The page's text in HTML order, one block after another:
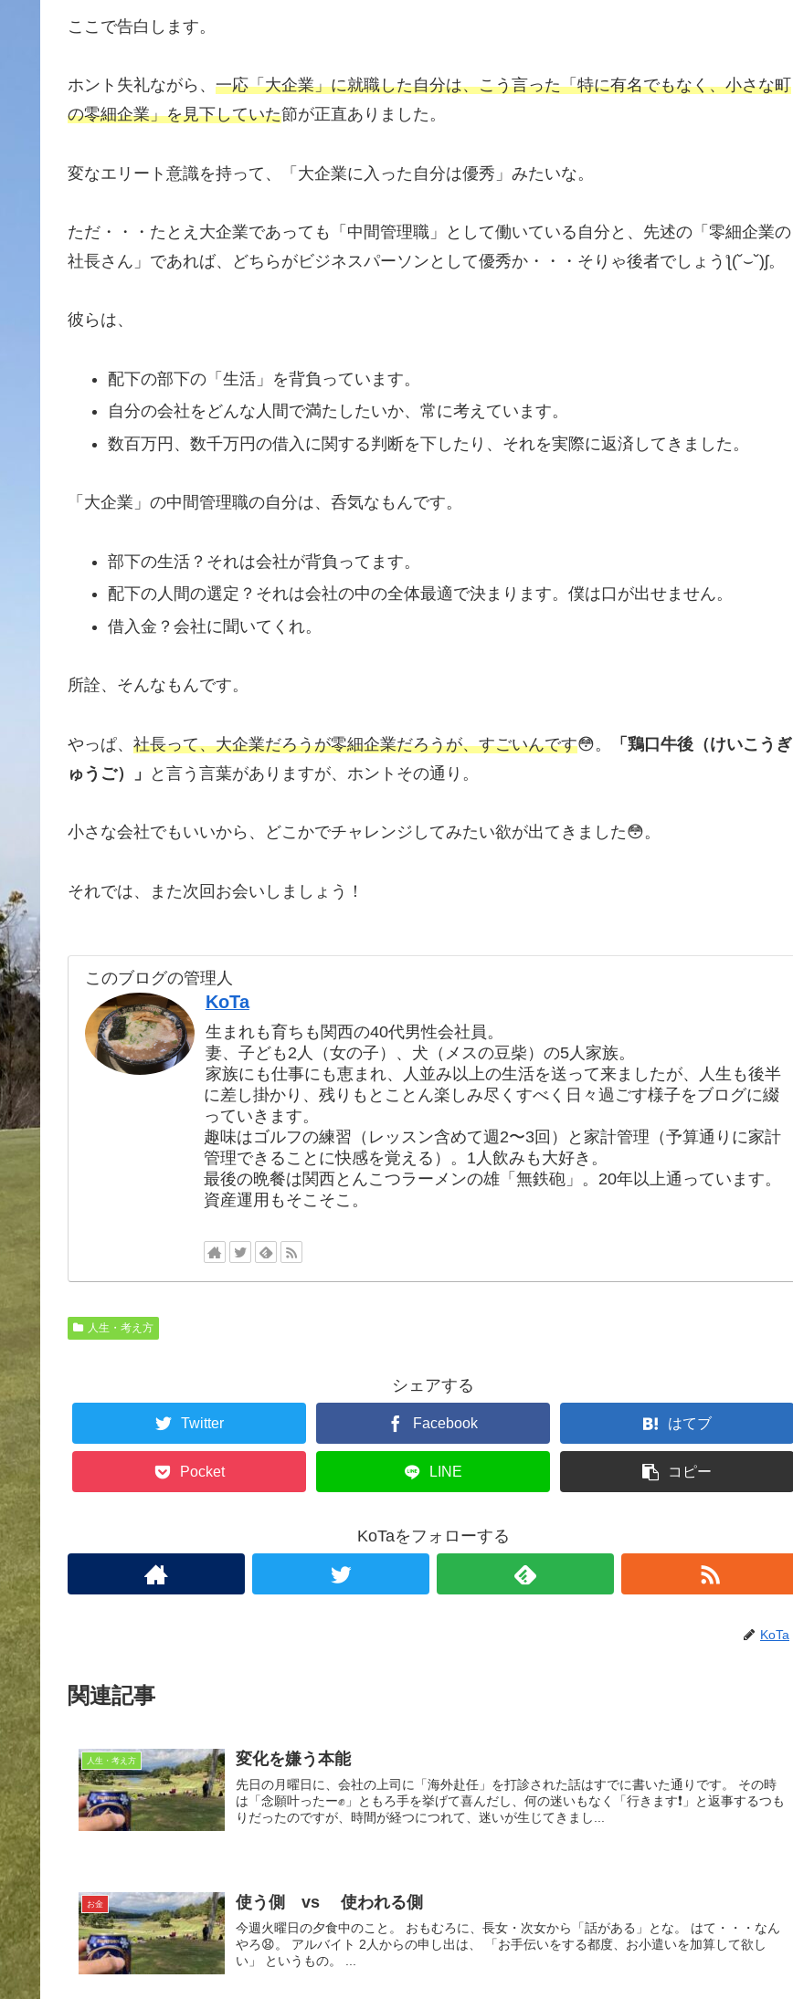
ここで告白します。
ホント失礼ながら、 一応「大企業」に就職した自分は、こう言った「特に有名でもなく、小さな町
の零細企業」を見下していた節が正直ありました。
変なエリート意識を持って、「大企業に入った自分は優秀」みたいな。
ただ・・・たとえ大企業であっても「中間管理職」として働いている自分と、先述の「零細企業の
社長さん」であれば、どちらがビジネスパーソンとして優秀か・・・そりゃ後者でしょうƪ(˘⌣˘)ʃ。
彼らは、
配下の部下の「生活」を背負っています。
自分の会社をどんな人間で満たしたいか、常に考えています。
数百万円、数千万円の借入に関する判断を下したり、それを実際に返済してきました。
「大企業」の中間管理職の自分は、呑気なもんです。
部下の生活？それは会社が背負ってます。
配下の人間の選定？それは会社の中の全体最適で決まります。僕は口が出せません。
借入金？会社に聞いてくれ。
所詮、そんなもんです。
やっぱ、 社長って、大企業だろうが零細企業だろうが、すごいんです😳。
「鶏口牛後（けいこうぎ
ゅうご）」
と言う言葉がありますが、ホントその通り。
小さな会社でもいいから、どこかでチャレンジしてみたい欲が出てきました😳。
それでは、また次回お会いしましょう！
このブログの管理人
KoTa
生まれも育ちも関西の40代男性会社員。
妻、子ども2人（女の子）、犬（メスの豆柴）の5人家族。
家族にも仕事にも恵まれ、人並み以上の生活を送って来ましたが、人生も後半
に差し掛かり、残りもとことん楽しみ尽くすべく日々過ごす様子をブログに綴
っていきます。
趣味はゴルフの練習（レッスン含めて週2〜3回）と家計管理（予算通りに家計
管理できることに快感を覚える）。1人飲みも大好き。
最後の晩餐は関西とんこつラーメンの雄「無鉄砲」。20年以上通っています。
資産運用もそこそこ。
人生・考え方
シェアする
Twitter Facebook はてブ
Pocket LINE コピー
KoTaをフォローする
KoTa
関連記事
人生・考え方 変化を嫌う本能
先日の月曜日に、会社の上司に「海外赴任」を打診された話はすでに書いた通りです。 その時
は「念願叶ったー✊」ともろ手を挙げて喜んだし、何の迷いもなく「行きます❗️」と返事するつも
りだったのですが、時間が経つにつれて、迷いが生じてきまし...
お金 使う側 vs 使われる側
今週火曜日の夕食中のこと。 おもむろに、長女・次女から「話がある」とな。 はて・・・なん
やろ😧。 アルバイト 2人からの申し出は、 「お手伝いをする都度、お小遣いを加算して欲し